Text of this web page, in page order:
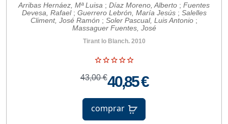
Arribas Hernáez, Mª Luisa ; Díaz Moreno, Alberto ; Fuentes
Devesa, Rafael ; Guerrero Lebrón, María Jesús ; Salelles
Climent, José Ramón ; Soler Pascual, Luis Antonio ;
Massaguer Fuentes, José
Tirant lo Blanch. 2010
43,00 €40,85 €
comprar